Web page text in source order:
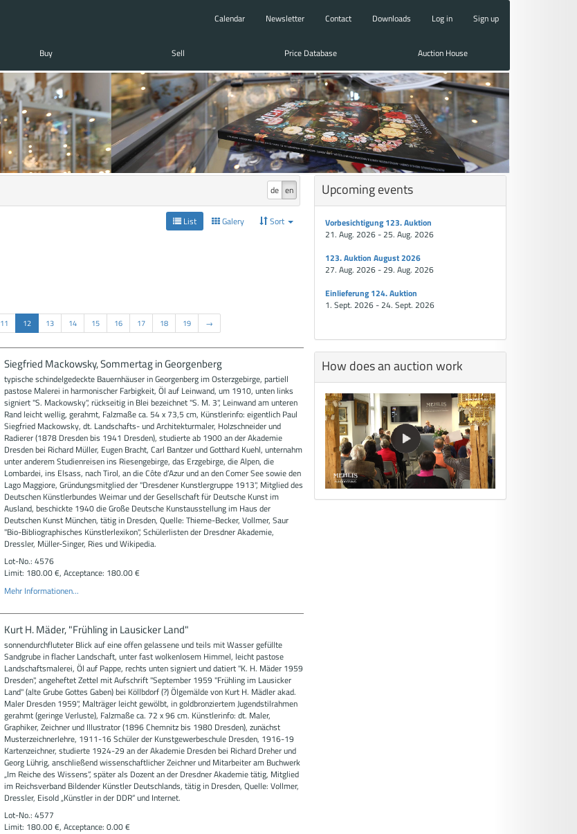
Calendar Newsletter Contact Downloads Log in Sign up
Buy Sell Price Database Auction House
de en
List Galery Sort
11 12 13 14 15 16 17 18 19 →
Siegfried Mackowsky, Sommertag in Georgenberg
typische schindelgedeckte Bauernhäuser in Georgenberg im Osterzgebirge, partiell
pastose Malerei in harmonischer Farbigkeit, Öl auf Leinwand, um 1910, unten links
signiert "S. Mackowsky", rückseitig in Blei bezeichnet "S. M. 3", Leinwand am unteren
Rand leicht wellig, gerahmt, Falzmaße ca. 54 x 73,5 cm, Künstlerinfo: eigentlich Paul
Siegfried Mackowsky, dt. Landschafts- und Architekturmaler, Holzschneider und
Radierer (1878 Dresden bis 1941 Dresden), studierte ab 1900 an der Akademie
Dresden bei Richard Müller, Eugen Bracht, Carl Bantzer und Gotthard Kuehl, unternahm
unter anderem Studienreisen ins Riesengebirge, das Erzgebirge, die Alpen, die
Lombardei, ins Elsass, nach Tirol, an die Côte d’Azur und an den Comer See sowie den
Lago Maggiore, Gründungsmitglied der "Dresdener Kunstlergruppe 1913", Mitglied des
Deutschen Künstlerbundes Weimar und der Gesellschaft für Deutsche Kunst im
Ausland, beschickte 1940 die Große Deutsche Kunstausstellung im Haus der
Deutschen Kunst München, tätig in Dresden, Quelle: Thieme-Becker, Vollmer, Saur
"Bio-Bibliographisches Künstlerlexikon", Schülerlisten der Dresdner Akademie,
Dressler, Müller-Singer, Ries und Wikipedia.
Lot-No.: 4576
Limit: 180.00 €, Acceptance: 180.00 €
Mehr Informationen...
Kurt H. Mäder, "Frühling in Lausicker Land"
sonnendurchfluteter Blick auf eine offen gelassene und teils mit Wasser gefüllte
Sandgrube in flacher Landschaft, unter fast wolkenlosem Himmel, leicht pastose
Landschaftsmalerei, Öl auf Pappe, rechts unten signiert und datiert "K. H. Mäder 1959
Dresden", angeheftet Zettel mit Aufschrift "September 1959 "Frühling im Lausicker
Land" (alte Grube Gottes Gaben) bei Köllbdorf (?) Ölgemälde von Kurt H. Mädler akad.
Maler Dresden 1959", Malträger leicht gewölbt, in goldbronziertem Jugendstilrahmen
gerahmt (geringe Verluste), Falzmaße ca. 72 x 96 cm. Künstlerinfo: dt. Maler,
Graphiker, Zeichner und Illustrator (1896 Chemnitz bis 1980 Dresden), zunächst
Musterzeichnerlehre, 1911-16 Schüler der Kunstgewerbeschule Dresden, 1916-19
Kartenzeichner, studierte 1924-29 an der Akademie Dresden bei Richard Dreher und
Georg Lührig, anschließend wissenschaftlicher Zeichner und Mitarbeiter am Buchwerk
„Im Reiche des Wissens“, später als Dozent an der Dresdner Akademie tätig, Mitglied
im Reichsverband Bildender Künstler Deutschlands, tätig in Dresden, Quelle: Vollmer,
Dressler, Eisold „Künstler in der DDR“ und Internet.
Lot-No.: 4577
Limit: 180.00 €, Acceptance: 0.00 €
Upcoming events
Vorbesichtigung 123. Auktion
21. Aug. 2026 - 25. Aug. 2026
123. Auktion August 2026
27. Aug. 2026 - 29. Aug. 2026
Einlieferung 124. Auktion
1. Sept. 2026 - 24. Sept. 2026
How does an auction work